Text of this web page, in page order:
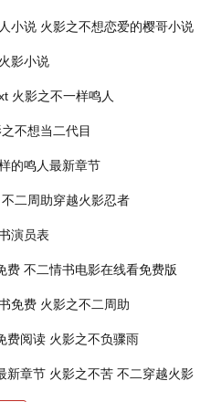
小说 火影之不想恋爱的樱哥小说
影小说
火影之不一样鸣人
不想当二代目
的鸣人最新章节
不二周助穿越火影忍者
演员表
费 不二情书电影在线看免费版
免费 火影之不二周助
费阅读 火影之不负骤雨
新章节 火影之不苦 不二穿越火影